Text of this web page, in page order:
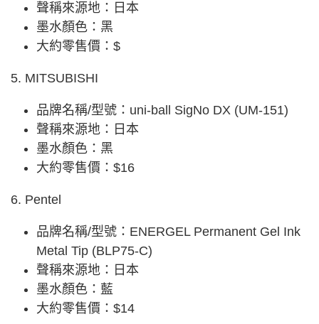
聲稱來源地：日本
墨水顏色：黑
大約零售價：$
5. MITSUBISHI
品牌名稱/型號：uni-ball SigNo DX (UM-151)
聲稱來源地：日本
墨水顏色：黑
大約零售價：$16
6. Pentel
品牌名稱/型號：ENERGEL Permanent Gel Ink
Metal Tip (BLP75-C)
聲稱來源地：日本
墨水顏色：藍
大約零售價：$14